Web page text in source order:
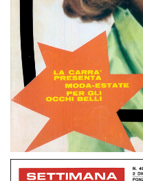
Settimana TV